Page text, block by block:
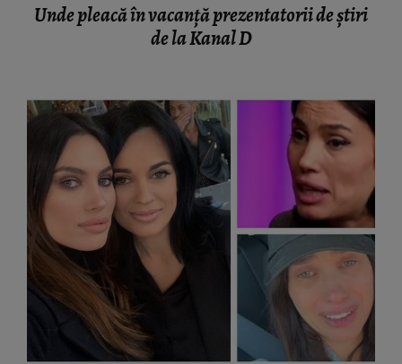
Unde pleacă în vacanță prezentatorii de știri
de la Kanal D